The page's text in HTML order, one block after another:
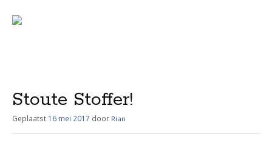
Stoute Stoffer!
Geplaatst 16 mei 2017 door Rian